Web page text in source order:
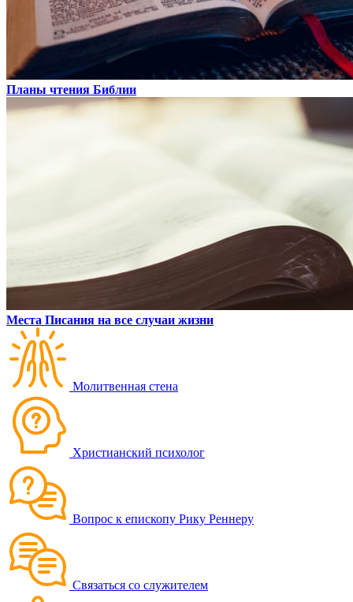
Планы чтения Библии
Места Писания на все случаи жизни
Молитвенная стена
Христианский психолог
Вопрос к епископу Рику Реннеру
Связаться со служителем